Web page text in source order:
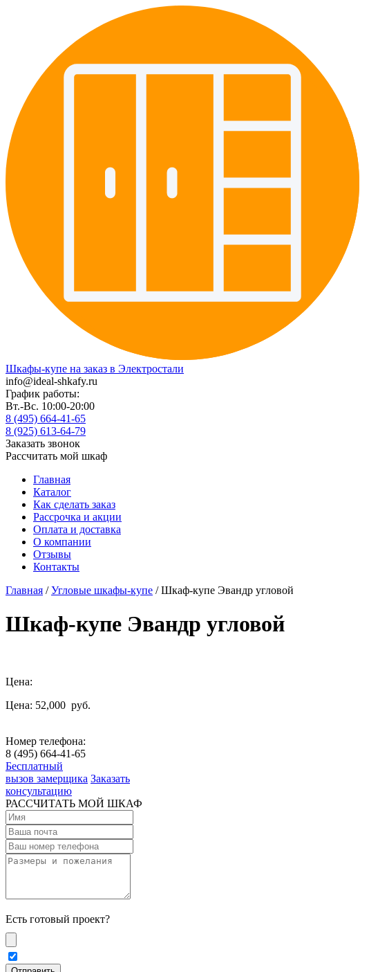
Шкафы-купе на заказ в Электростали
info@ideal-shkafy.ru
График работы:
Вт.-Вс. 10:00-20:00
8 (495) 664-41-65
8 (925) 613-64-79
Заказать звонок
Рассчитать мой шкаф
Главная
Каталог
Как сделать заказ
Рассрочка и акции
Оплата и доставка
О компании
Отзывы
Контакты
Главная /Угловые шкафы-купе / Шкаф-купе Эвандр угловой
Шкаф-купе Эвандр угловой
Цена:
Цена: 52,000 руб.
Номер телефона:
8 (495) 664-41-65
Бесплатный
вызов замерщика Заказать
консультацию
РАССЧИТАТЬ МОЙ ШКАФ
Есть готовый проект?